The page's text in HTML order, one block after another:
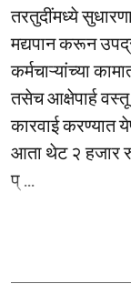
तरतुदींमध्ये
मद्यपान करून
कर्मचाऱ्यांच्या
तसेच आक्षेपार्ह
कारवाई करण्यात
आता थेट २ हजार
प् ...